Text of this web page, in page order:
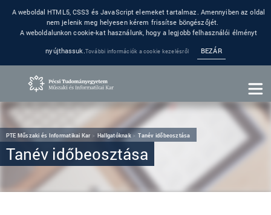
A weboldal HTML5, CSS3 és JavaScript elemeket tartalmaz. Amennyiben az oldal
nem jelenik meg helyesen kérem frissítse böngészőjét.
A weboldalunkon cookie-kat használunk, hogy a legjobb felhasználói élményt
nyújthassuk. További információk a cookie kezelésről BEZÁR
PTE Műszaki és Informatikai Kar Hallgatóknak Tanév időbeosztása
Tanév időbeosztása